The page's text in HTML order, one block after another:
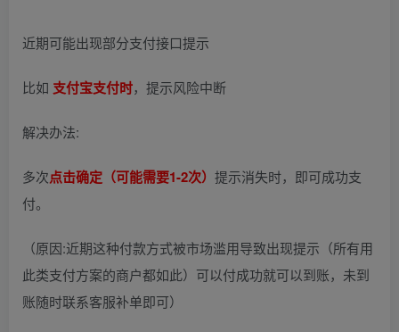
近期可能出现部分支付接口提示
比如 支付宝支付时，提示风险中断
解决办法:
多次点击确定（可能需要1-2次） 提示消失时，即可成功支
付。
（原因:近期这种付款方式被市场滥用导致出现提示（所有用
此类支付方案的商户都如此）可以付成功就可以到账，未到
账随时联系客服补单即可）